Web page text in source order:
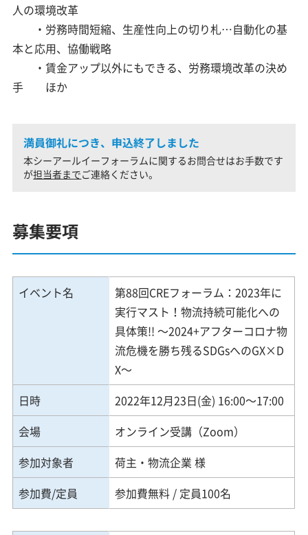
人の環境改革
・労務時間短縮、生産性向上の切り札…自動化の基
本と応用、協働戦略
・賃金アップ以外にもできる、労務環境改革の決め
手 ほか
満員御礼につき、申込終了しました
本シーアールイーフォーラムに関するお問合せはお手数です
が担当者までご連絡ください。
募集要項
イベント名
第88回CREフォーラム：2023年に
実行マスト！物流持続可能化への
具体策!! ～2024+アフターコロナ物
流危機を勝ち残るSDGsへのGX×D
X～
日時
2022年12月23日(金) 16:00～17:00
会場
オンライン受講（Zoom）
参加対象者
荷主・物流企業 様
参加費/定員
参加費無料 / 定員100名